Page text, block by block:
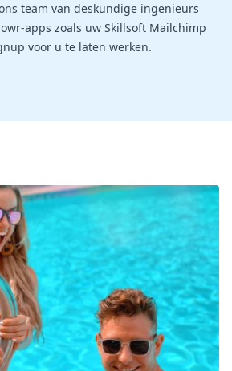
team van deskundige ingenieurs
apps zoals uw Skillsoft Mailchimp
voor u te laten werken.